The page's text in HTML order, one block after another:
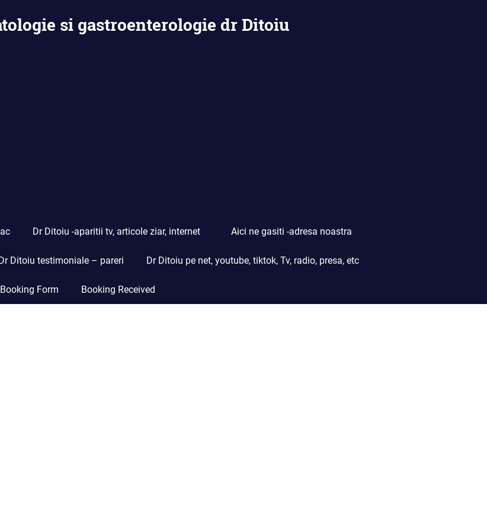
si gastroenterologie dr Ditoiu
Dr Ditoiu -aparitii tv, articole ziar, internet Aici ne gasiti -adresa noastra
Dr Ditoiu testimoniale – pareri Dr Ditoiu pe net, youtube, tiktok, Tv, radio, presa, etc
Booking Form Booking Received